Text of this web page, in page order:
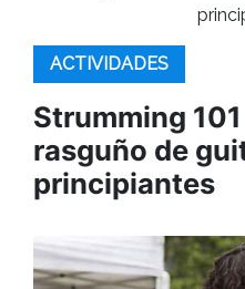
ACTIVIDADES
Strumming
rasguño de
principiantes